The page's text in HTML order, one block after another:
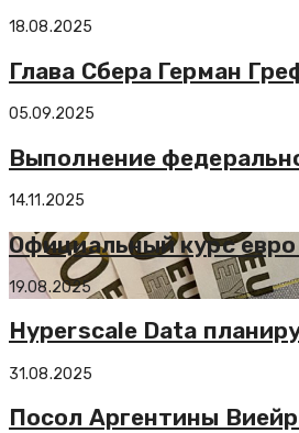
18.08.2025
Глава Сбера Герман
05.09.2025
Выполнение
14.11.2025
Официальный курс
19.08.2025
Hyperscale Data
31.08.2025
Посол Аргентины